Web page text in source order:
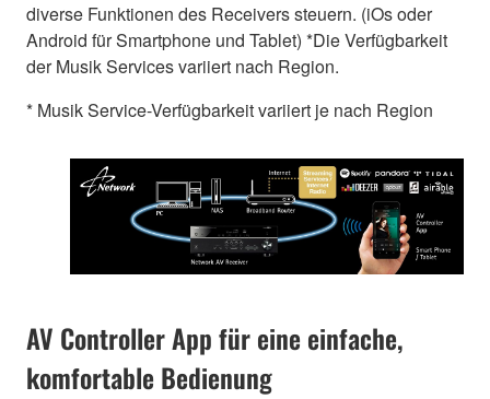
diverse Funktionen des Receivers steuern. (iOs oder
Android für Smartphone und Tablet) *Die Verfügbarkeit
der Musik Services variiert nach Region.
* Musik Service-Verfügbarkeit variiert je nach Region
AV Controller App für eine einfache,
komfortable Bedienung